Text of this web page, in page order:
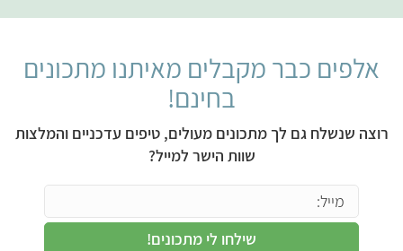
אלפים כבר מקבלים מאיתנו מתכונים
בחינם!
רוצה שנשלח גם לך מתכונים מעולים, טיפים עדכניים והמלצות
שוות הישר למייל?
שילחו לי מתכונים!